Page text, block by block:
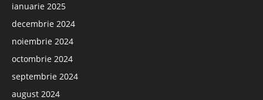
ianuarie 2025
decembrie 2024
noiembrie 2024
octombrie 2024
septembrie 2024
august 2024